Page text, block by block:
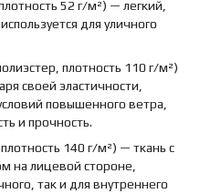
52 г/м²) — легкий,
для уличного
плотность 110 г/м²)
своей эластичности,
повышенного ветра,
и прочность.
140 г/м²) — ткань с
на лицевой стороне,
так и для внутреннего